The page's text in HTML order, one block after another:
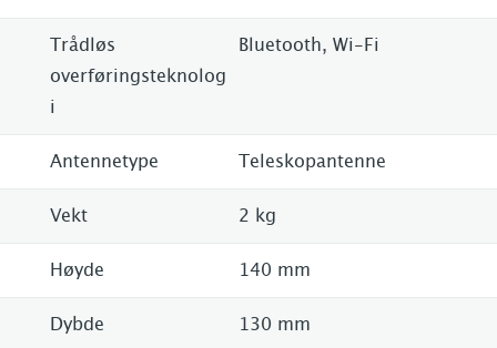
Trådløs
overføringsteknolog
i
Bluetooth, Wi-Fi
Antennetype Teleskopantenne
Vekt 2 kg
Høyde 140 mm
Dybde 130 mm